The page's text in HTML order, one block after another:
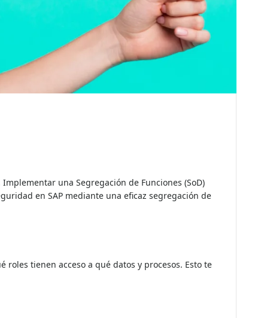
una Segregación de Funciones (SoD)
en SAP mediante una eficaz segregación de
tienen acceso a qué datos y procesos. Esto te